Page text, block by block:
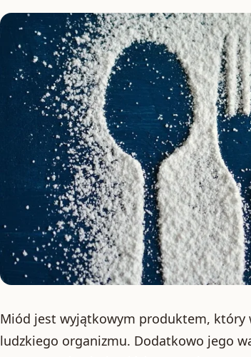
Miód jest wyjątkowym produktem, który
ludzkiego organizmu. Dodatkowo jego